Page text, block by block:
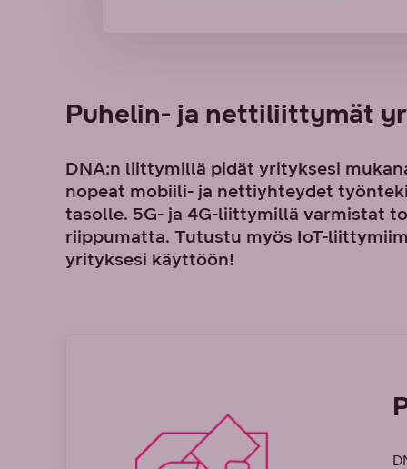
Puhelin- ja nettiliittymät
DNA:n liittymillä pidät yrityksesi
nopeat mobiili- ja nettiyhteydet
tasolle. 5G- ja 4G-liittymillä varmistat
riippumatta. Tutustu myös IoT-
yrityksesi käyttöön!